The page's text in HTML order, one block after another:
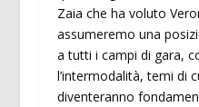
Zaia che ha voluto
assumeremo una
a tutti i campi di gara,
l’intermodalità, temi di
diventeranno